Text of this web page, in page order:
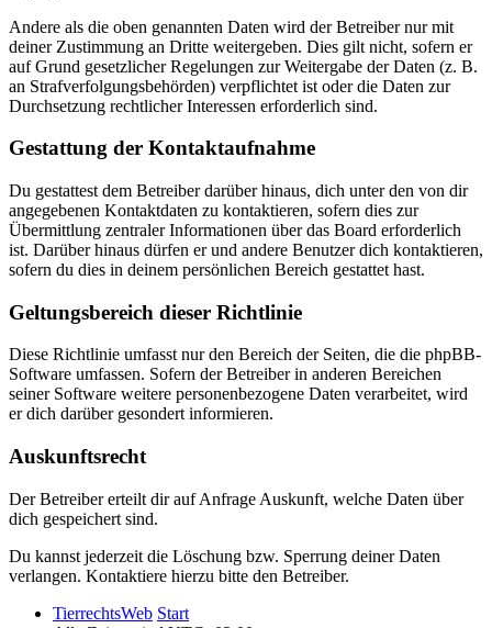
Andere als die oben genannten Daten wird der Betreiber nur mit
deiner Zustimmung an Dritte weitergeben. Dies gilt nicht, sofern er
auf Grund gesetzlicher Regelungen zur Weitergabe der Daten (z. B.
an Strafverfolgungsbehörden) verpflichtet ist oder die Daten zur
Durchsetzung rechtlicher Interessen erforderlich sind.
Gestattung der Kontaktaufnahme
Du gestattest dem Betreiber darüber hinaus, dich unter den von dir
angegebenen Kontaktdaten zu kontaktieren, sofern dies zur
Übermittlung zentraler Informationen über das Board erforderlich
ist. Darüber hinaus dürfen er und andere Benutzer dich kontaktieren,
sofern du dies in deinem persönlichen Bereich gestattet hast.
Geltungsbereich dieser Richtlinie
Diese Richtlinie umfasst nur den Bereich der Seiten, die die phpBB-
Software umfassen. Sofern der Betreiber in anderen Bereichen
seiner Software weitere personenbezogene Daten verarbeitet, wird
er dich darüber gesondert informieren.
Auskunftsrecht
Der Betreiber erteilt dir auf Anfrage Auskunft, welche Daten über
dich gespeichert sind.
Du kannst jederzeit die Löschung bzw. Sperrung deiner Daten
verlangen. Kontaktiere hierzu bitte den Betreiber.
TierrechtsWeb Start